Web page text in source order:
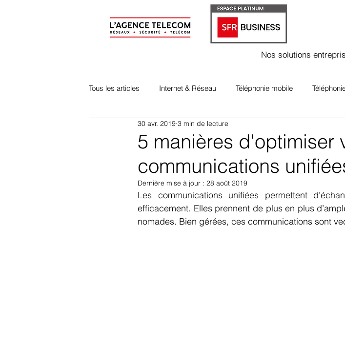
Nos solutions
Tous les articles Internet & Réseau Téléphonie mobile
Evénements & Vie Interne
5 manières d'optimiser
communications
30 avr. 2019 3 min de lecture
Dernière mise à jour : 28 août 2019
Les communications unifiées permettent
efficacement. Elles prennent de plus en plus
nomades. Bien gérées, ces communications sont